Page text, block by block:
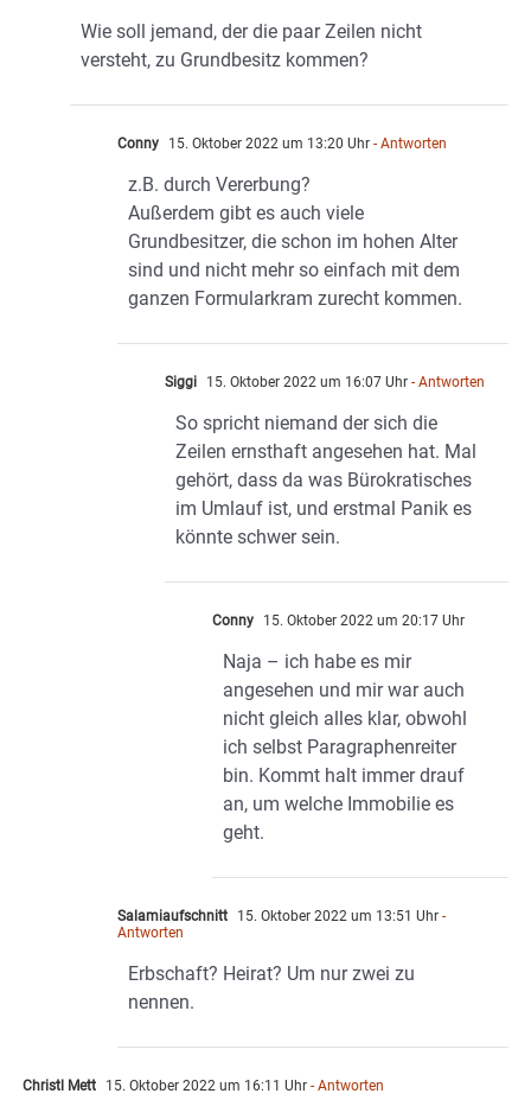
Wie soll jemand, der die paar Zeilen nicht
versteht, zu Grundbesitz kommen?
Conny 15. Oktober 2022 um 13:20 Uhr - Antworten
z.B. durch Vererbung?
Außerdem gibt es auch viele
Grundbesitzer, die schon im hohen Alter
sind und nicht mehr so einfach mit dem
ganzen Formularkram zurecht kommen.
Siggi 15. Oktober 2022 um 16:07 Uhr - Antworten
So spricht niemand der sich die
Zeilen ernsthaft angesehen hat. Mal
gehört, dass da was Bürokratisches
im Umlauf ist, und erstmal Panik es
könnte schwer sein.
Conny 15. Oktober 2022 um 20:17 Uhr
Naja – ich habe es mir
angesehen und mir war auch
nicht gleich alles klar, obwohl
ich selbst Paragraphenreiter
bin. Kommt halt immer drauf
an, um welche Immobilie es
geht.
Salamiaufschnitt 15. Oktober 2022 um 13:51 Uhr -
Antworten
Erbschaft? Heirat? Um nur zwei zu
nennen.
Christl Mett 15. Oktober 2022 um 16:11 Uhr - Antworten